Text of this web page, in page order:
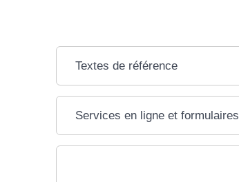
Textes de référence
Services en ligne et formulaires